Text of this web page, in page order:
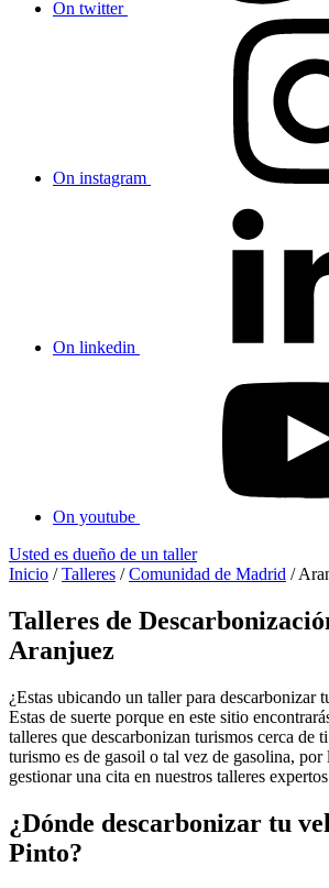
On twitter
On instagram
On linkedin
On youtube
Usted es dueño de un taller
Inicio /Talleres /Comunidad de Madrid /
Talleres de
Aranjuez
¿Estas ubicando un taller para descarbonizar
Estas de suerte porque en este sitio
talleres que descarbonizan turismos cerca de
turismo es de gasoil o tal vez de gasolina, por
gestionar una cita en nuestros talleres
¿Dónde descarbonizar tu
Pinto?